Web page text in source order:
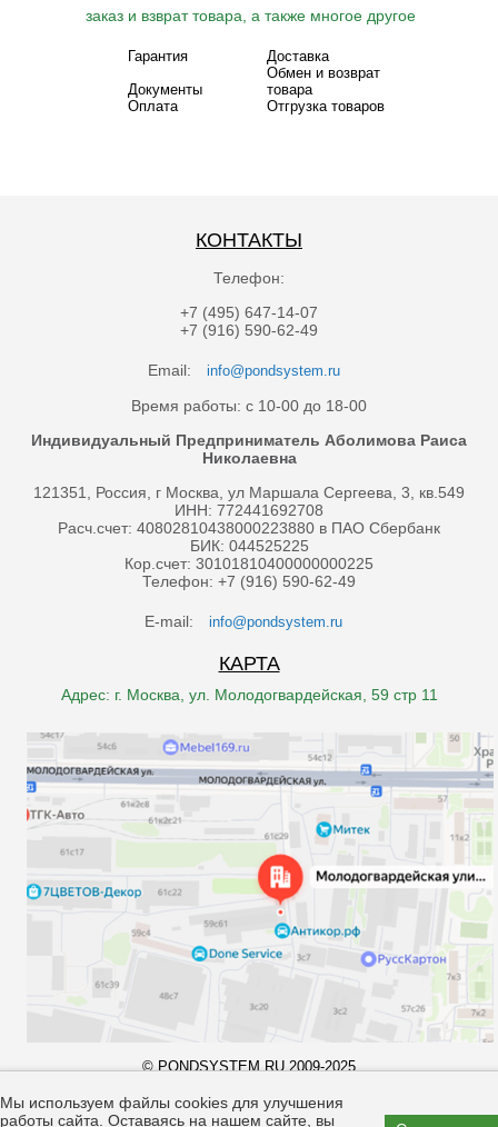
заказ и взврат товара, а также многое другое
Гарантия
Доставка
Документы
Обмен и возврат
товара
Оплата
Отгрузка товаров
КОНТАКТЫ
Телефон:
+7 (495) 647-14-07
+7 (916) 590-62-49
Email: info@pondsystem.ru
Время работы: с 10-00 до 18-00
Индивидуальный Предприниматель Аболимова Раиса
Николаевна
121351, Россия, г Москва, ул Маршала Сергеева, 3, кв.549
ИНН: 772441692708
Расч.счет: 40802810438000223880 в ПАО Сбербанк
БИК: 044525225
Кор.счет: 30101810400000000225
Телефон: +7 (916) 590-62-49
E-mail: info@pondsystem.ru
КАРТА
Адрес: г. Москва, ул. Молодогвардейская, 59 стр 11
© PONDSYSTEM.RU 2009-2025
материалов запрещено законом.
Мы используем файлы cookies для улучшения
работы сайта. Оставаясь на нашем сайте, вы